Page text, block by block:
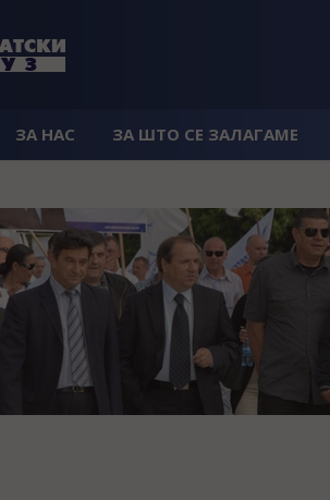
ЗА НАС ЗА ШТО СЕ ЗАЛАГАМЕ